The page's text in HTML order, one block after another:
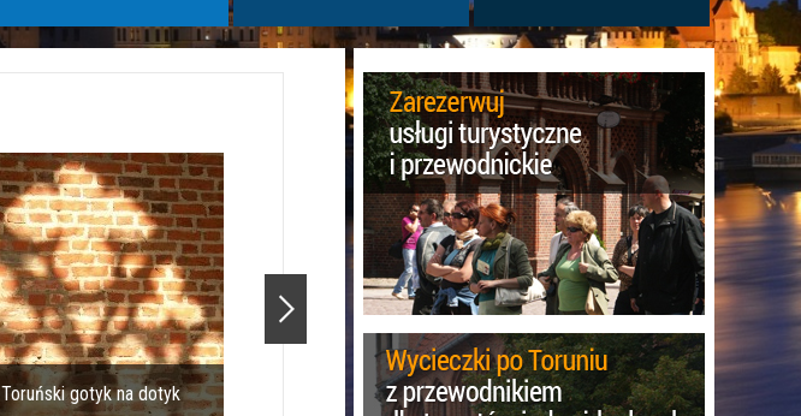
Toruński gotyk na dotyk Ratusz Staromiejski Katedra Świętojańska